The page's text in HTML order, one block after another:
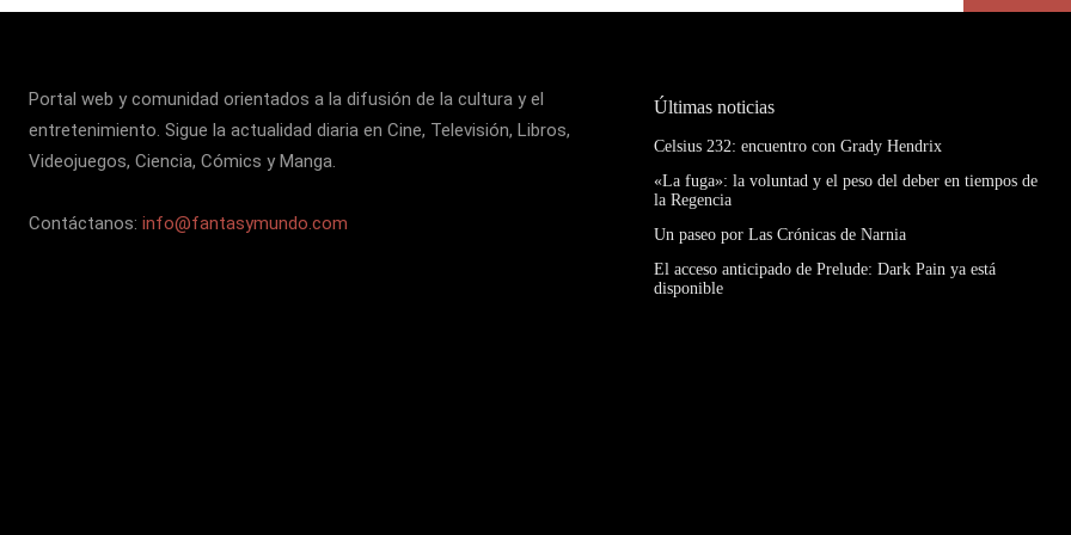
Portal web y comunidad orientados a la difusión de la cultura y el
entretenimiento. Sigue la actualidad diaria en Cine, Televisión, Libros,
Videojuegos, Ciencia, Cómics y Manga.
Contáctanos: info@fantasymundo.com
Últimas noticias
Celsius 232: encuentro con Grady Hendrix
«La fuga»: la voluntad y el peso del deber en tiempos de
la Regencia
Un paseo por Las Crónicas de Narnia
El acceso anticipado de Prelude: Dark Pain ya está
disponible